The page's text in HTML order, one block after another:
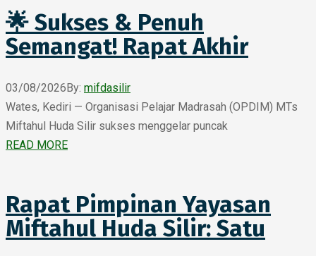
🌟 Sukses & Penuh
Semangat! Rapat Akhir
03/08/2026By: mifdasilir
Wates, Kediri — Organisasi Pelajar Madrasah (OPDIM) MTs
Miftahul Huda Silir sukses menggelar puncak
READ MORE
Rapat Pimpinan Yayasan
Miftahul Huda Silir: Satu